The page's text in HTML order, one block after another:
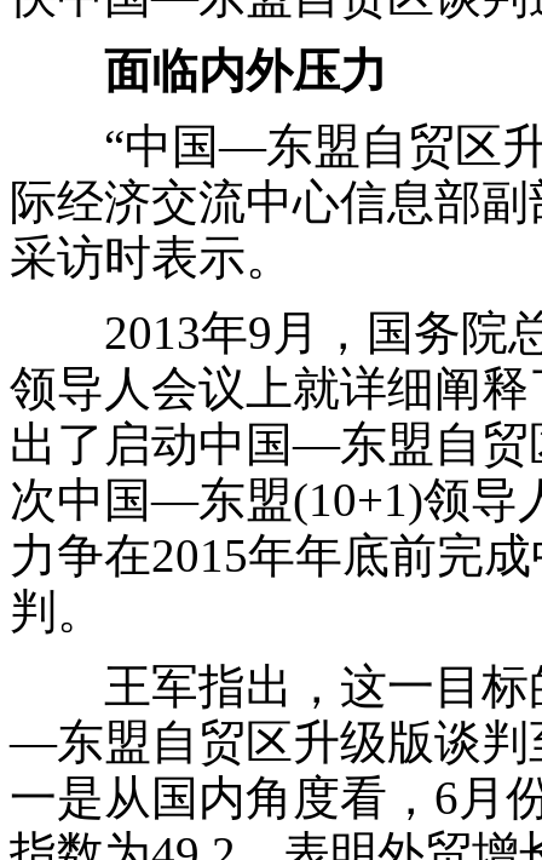
面临内外压力
“中国—东盟自贸区升
际经济交流中心信息部
采访时表示。
2013年9月，国务院
领导人会议上就详细阐
出了启动中国—东盟自贸
次中国—东盟(10+1)领导
力争在2015年年底前完
判。
王军指出，这一目标
—东盟自贸区升级版谈判
一是从国内角度看，6月